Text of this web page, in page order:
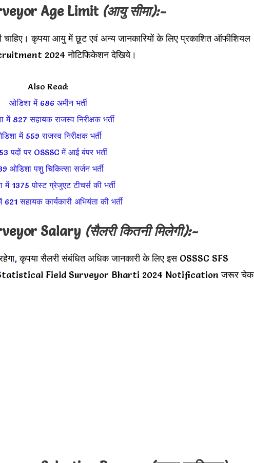
Age Limit (आयु सीमा):-
कृपया आयु में छूट एवं अन्य जानकारियों के लिए प्रकाशित ऑफीशियल
2024 नोटिफिकेशन देखिये।
Also Read:
ओडिशा में 686 अमीन भर्ती
में 827 सहायक राजस्व निरीक्षक भर्ती
में 559 राजस्व निरीक्षक भर्ती
पदों पर OSSSC में आई बंपर भर्ती
ओडिशा पशु चिकित्सा सर्जन भर्ती
में 1375 पोस्ट ग्रेजुएट टीचर्स की भर्ती
सहायक कार्यकारी अभियंता की भर्ती
Salary (सैलरी कितनी मिलेगी):-
,कृपया सैलरी संबंधित अधिक जानकारी के लिए इस OSSSC SFS
Field Surveyor Bharti 2024 Notification जरूर चेक